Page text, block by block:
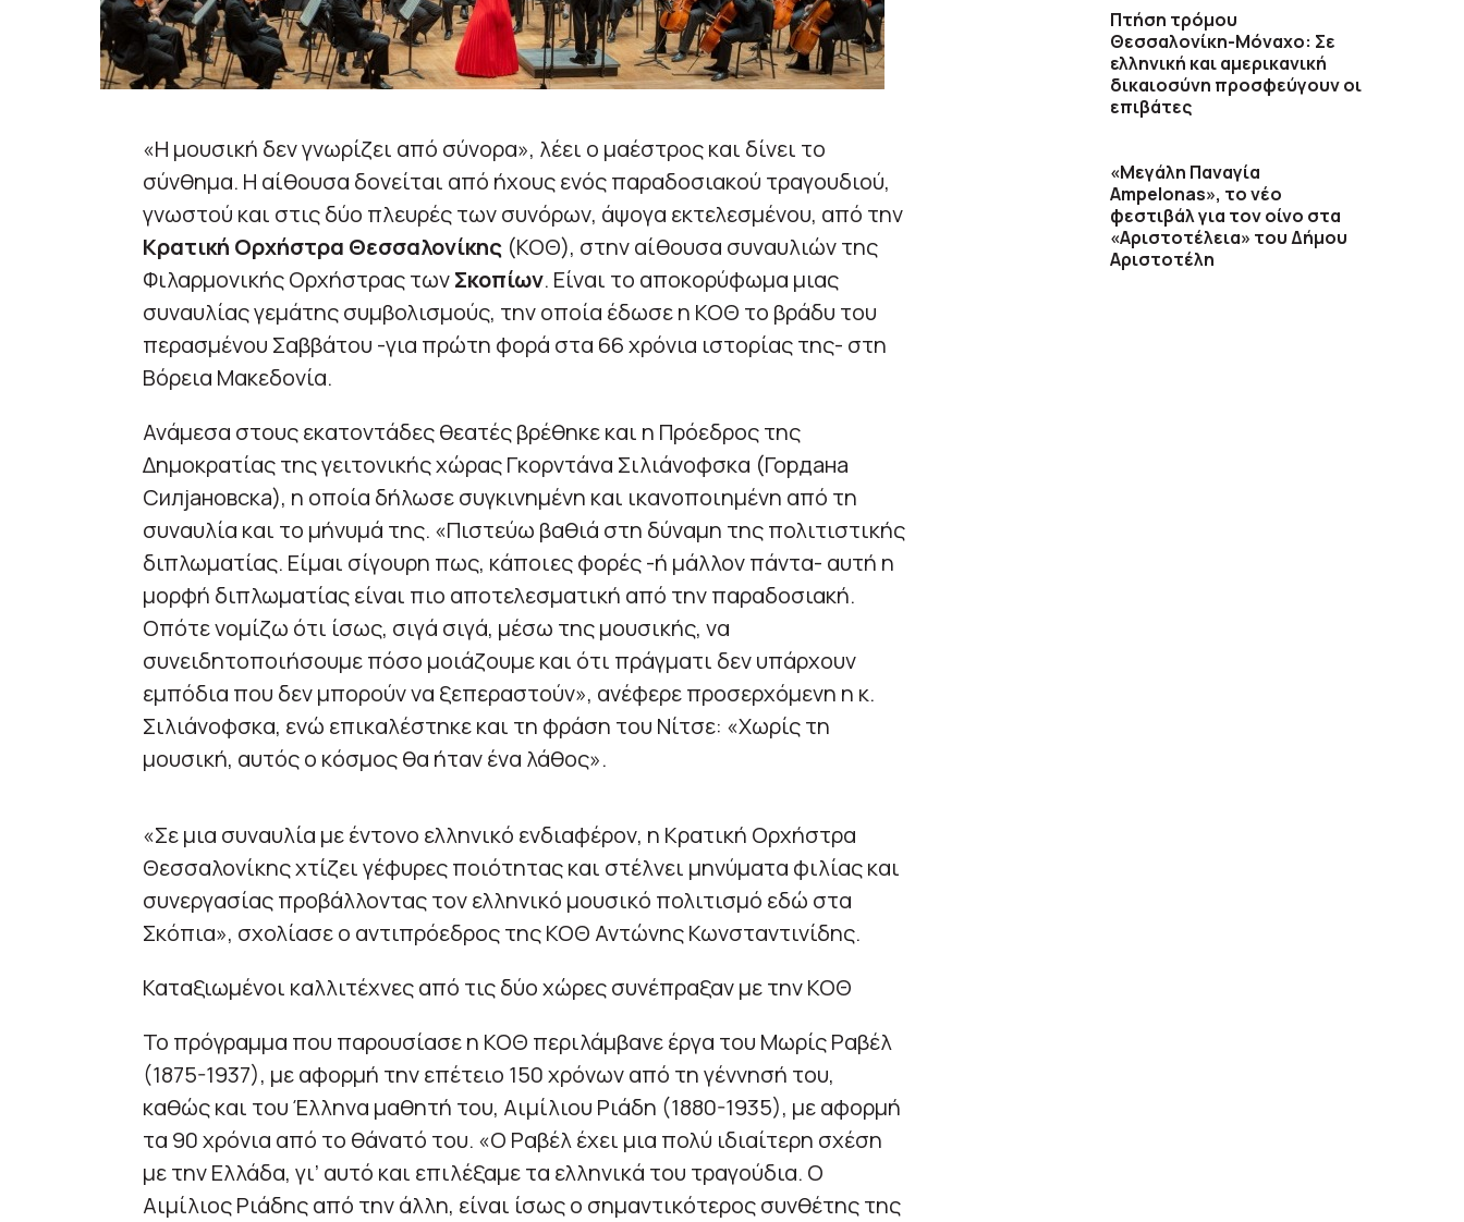
«Η μουσική δεν γνωρίζει από σύνορα», λέει ο μαέστρος και δίνει το
σύνθημα. Η αίθουσα δονείται από ήχους ενός παραδοσιακού τραγουδιού,
γνωστού και στις δύο πλευρές των συνόρων, άψογα εκτελεσμένου, από την
Κρατική Ορχήστρα Θεσσαλονίκης (ΚΟΘ), στην αίθουσα συναυλιών της
Φιλαρμονικής Ορχήστρας τωνΣκοπίων. Είναι το αποκορύφωμα μιας
συναυλίας γεμάτης συμβολισμούς, την οποία έδωσε η ΚΟΘ το βράδυ του
περασμένου Σαββάτου -για πρώτη φορά στα 66 χρόνια ιστορίας της- στη
Βόρεια Μακεδονία.
Ανάμεσα στους εκατοντάδες θεατές βρέθηκε και η Πρόεδρος της
Δημοκρατίας της γειτονικής χώρας Γκορντάνα Σιλιάνοφσκα (Гордана
Силјановска), η οποία δήλωσε συγκινημένη και ικανοποιημένη από τη
συναυλία και το μήνυμά της. «Πιστεύω βαθιά στη δύναμη της πολιτιστικής
διπλωματίας. Είμαι σίγουρη πως, κάποιες φορές -ή μάλλον πάντα- αυτή η
μορφή διπλωματίας είναι πιο αποτελεσματική από την παραδοσιακή.
Οπότε νομίζω ότι ίσως, σιγά σιγά, μέσω της μουσικής, να
συνειδητοποιήσουμε πόσο μοιάζουμε και ότι πράγματι δεν υπάρχουν
εμπόδια που δεν μπορούν να ξεπεραστούν», ανέφερε προσερχόμενη η κ.
Σιλιάνοφσκα, ενώ επικαλέστηκε και τη φράση του Νίτσε: «Χωρίς τη
μουσική, αυτός ο κόσμος θα ήταν ένα λάθος».
«Σε μια συναυλία με έντονο ελληνικό ενδιαφέρον, η Κρατική Ορχήστρα
Θεσσαλονίκης χτίζει γέφυρες ποιότητας και στέλνει μηνύματα φιλίας και
συνεργασίας προβάλλοντας τον ελληνικό μουσικό πολιτισμό εδώ στα
Σκόπια», σχολίασε ο αντιπρόεδρος της ΚΟΘ Αντώνης Κωνσταντινίδης.
Καταξιωμένοι καλλιτέχνες από τις δύο χώρες συνέπραξαν με την ΚΟΘ
Το πρόγραμμα που παρουσίασε η ΚΟΘ περιλάμβανε έργα του Μωρίς Ραβέλ
(1875-1937), με αφορμή την επέτειο 150 χρόνων από τη γέννησή του,
καθώς και του Έλληνα μαθητή του, Αιμίλιου Ριάδη (1880-1935), με αφορμή
τα 90 χρόνια από το θάνατό του. «Ο Ραβέλ έχει μια πολύ ιδιαίτερη σχέση
με την Ελλάδα, γι’ αυτό και επιλέξαμε τα ελληνικά του τραγούδια. Ο
Αιμίλιος Ριάδης από την άλλη, είναι ίσως ο σημαντικότερος συνθέτης της
Πτήση τρόμου
Θεσσαλονίκη-Μόναχο: Σε
ελληνική και αμερικανική
δικαιοσύνη προσφεύγουν οι
επιβάτες
«Μεγάλη Παναγία
Ampelonas», το νέο
φεστιβάλ για τον οίνο στα
«Αριστοτέλεια» του Δήμου
Αριστοτέλη